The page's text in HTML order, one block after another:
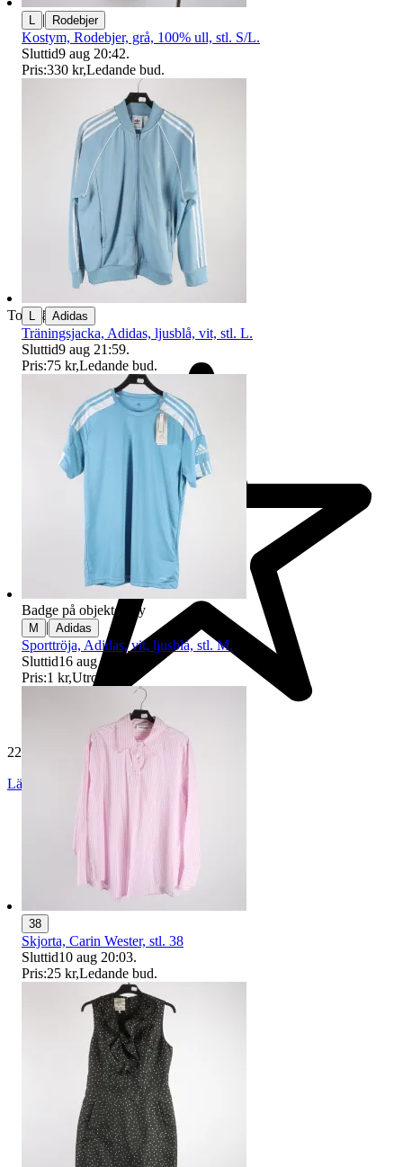
Toppsäljare
229 553 omdömen
Läs omdömen
| Rodebjer
Kostym, Rodebjer, grå, 100% ull, stl. S/L.
Sluttid9 aug 20:42.
Pris:330 kr,Ledande bud.
| Adidas
Träningsjacka, Adidas, ljusblå, vit, stl. L.
Sluttid9 aug 21:59.
Pris:75 kr,Ledande bud.
Badge på objektet: Ny
M | Adidas
Sporttröja, Adidas, vit, ljusblå, stl. M.
Sluttid16 aug 20:44
Pris:1 kr,Utropspris
38
Skjorta, Carin Wester, stl. 38
Sluttid10 aug 20:03.
Pris:25 kr,Ledande bud.